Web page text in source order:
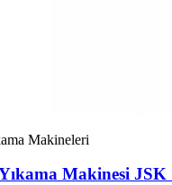
Makineleri
Makinesi JSK